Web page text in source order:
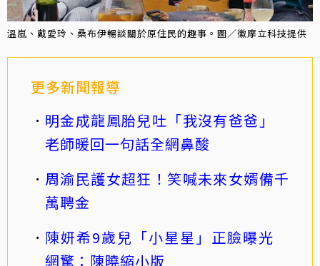
溫嵐、戴愛玲、桑布伊暢談關於原住民的趣事。圖／徽摩立科技提供
更多新聞報導
明金成龍鳳胎兒吐「我沒有爸爸」
老師暖回一句話全網鼻酸
周渝民護女超狂！笑喊未來女婿備千
萬聘金
陳妍希9歲兒「小星星」正臉曝光
網驚：陳曉縮小版